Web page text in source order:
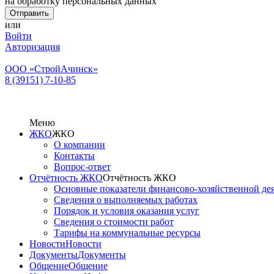
или
Войти
Авторизация
ООО «СтройАчинск»
8 (39151) 7-10-85
Меню
ЖКОЖКО
О компании
Контакты
Вопрос-ответ
Отчётность ЖКООтчётность ЖКО
Основные показатели финансово-хозяйственной
Сведения о выполняемых работах
Порядок и условия оказания услуг
Сведения о стоимости работ
Тарифы на коммунальные ресурсы
НовостиНовости
ДокументыДокументы
ОбщениеОбщение